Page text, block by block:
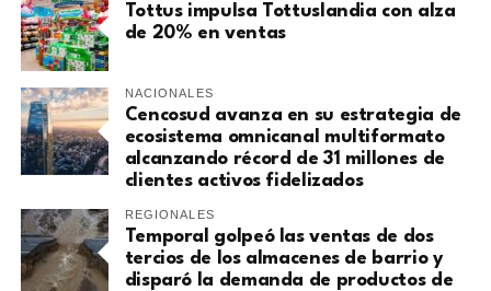
Tottus impulsa Tottuslandia con alza
de 20% en ventas
NACIONALES
Cencosud avanza en su estrategia de
ecosistema omnicanal multiformato
alcanzando récord de 31 millones de
clientes activos fidelizados
REGIONALES
Temporal golpeó las ventas de dos
tercios de los almacenes de barrio y
disparó la demanda de productos de